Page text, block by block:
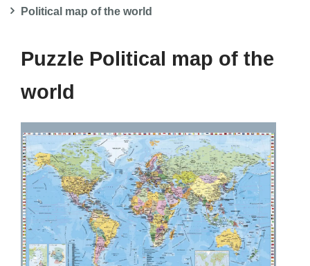
Political map of the world
Puzzle Political map of the
world